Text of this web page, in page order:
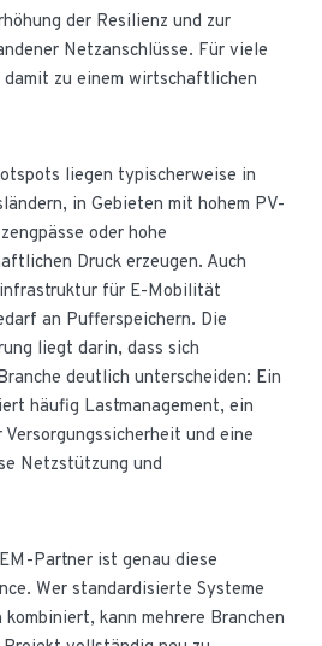
der Resilienz und zur
Netzanschlüsse. Für viele
damit zu einem wirtschaftlichen
liegen typischerweise in
in Gebieten mit hohem PV-
oder hohe
Druck erzeugen. Auch
für E-Mobilität
an Pufferspeichern. Die
liegt darin, dass sich
deutlich unterscheiden: Ein
häufig Lastmanagement, ein
und eine
Netzstützung und
Partner ist genau diese
Wer standardisierte Systeme
kann mehrere Branchen